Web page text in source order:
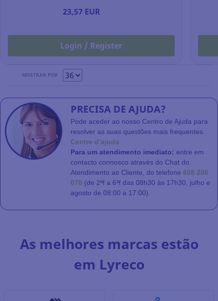
23,57 EUR
Login / Register
MOSTRAR POR
PRECISA DE AJUDA?
Pode aceder ao nosso Centro de Ajuda para
resolver as suas questões mais frequentes.
Centre d’ajuda
Para um atendimento imediato: entre em
contacto connosco através do Chat do
Atendimento ao Cliente, do telefone 808 206
070 (de 2ªf a 6ªf das 08h30 às 17h30, julho e
agosto de 08:00 a 17:00).
As melhores marcas estão
em Lyreco